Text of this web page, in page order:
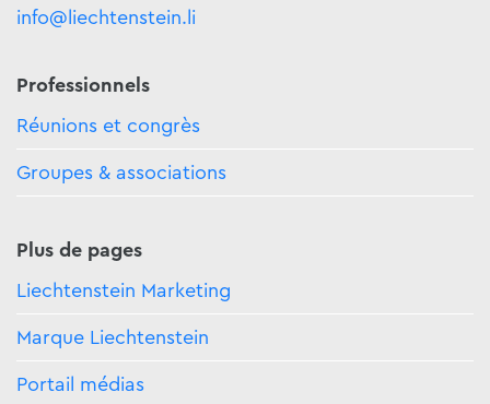
info@liechtenstein.li
Professionnels
Réunions et congrès
Groupes & associations
Plus de pages
Liechtenstein Marketing
Marque Liechtenstein
Portail médias